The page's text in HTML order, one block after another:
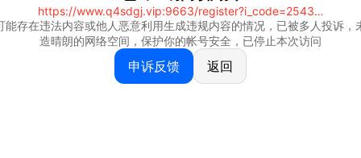
https://www.q4sdgj.vip:9663/register?i_code=25430844
能存在违法内容或他人恶意利用生成违规内容的情况，已被多人投诉，
造晴朗的网络空间，保护你的帐号安全，已停止本次访问
申诉反馈 返回